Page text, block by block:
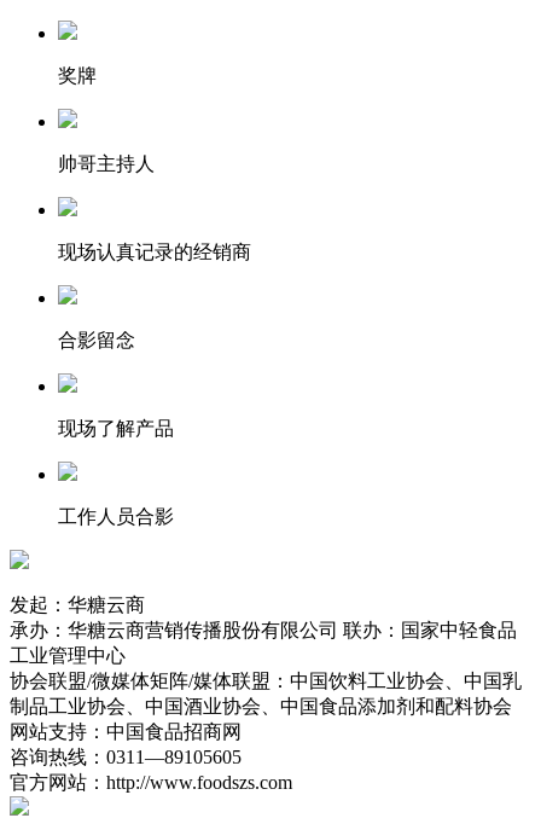
奖牌
帅哥主持人
现场认真记录的经销商
合影留念
现场了解产品
工作人员合影
发起： 华糖云商
承办： 华糖云商营销传播股份有限公司 联办： 国家中轻食品
工业管理中心
协会联盟/微媒体矩阵/媒体联盟： 中国饮料工业协会、中国乳
制品工业协会、中国酒业协会、中国食品添加剂和配料协会
网站支持： 中国食品招商网
咨询热线： 0311—89105605
官方网站： http://www.foodszs.com